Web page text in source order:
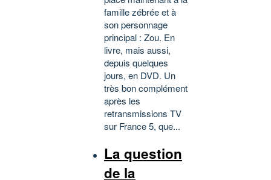
famille zébrée et à
son personnage
principal : Zou. En
livre, mais aussi,
depuis quelques
jours, en DVD. Un
très bon complément
après les
retransmissions TV
sur France 5, que...
La question
de la